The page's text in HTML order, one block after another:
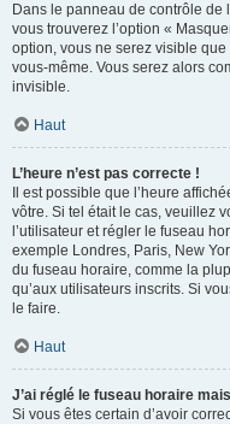
Dans le panneau de contrôle de
vous trouverez l’option «
option, vous ne serez visible
vous-même. Vous serez alors
invisible.
Haut
L’heure n’est pas correcte !
Il est possible que l’heure
vôtre. Si tel était le cas, veuillez
l’utilisateur et régler le fuseau
exemple Londres, Paris, New
du fuseau horaire, comme la
qu’aux utilisateurs inscrits. Si
le faire.
Haut
J’ai réglé le fuseau horaire
Si vous êtes certain d’avoir